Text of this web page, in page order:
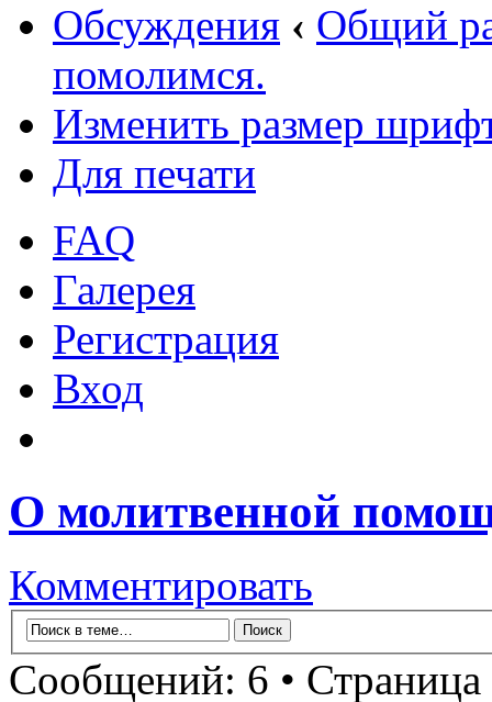
Обсуждения ‹ Общий
помолимся.
Изменить размер
Для печати
FAQ
Галерея
Регистрация
Вход
О молитвенной
Комментировать
Сообщений: 6 • Страница